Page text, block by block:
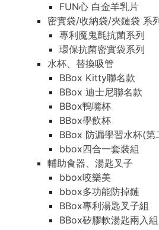
FUN心 白金羊乳片
密實袋/收納袋/夾鏈袋 系
專利魔鬼氈抗菌系列
環保抗菌密實袋系列
水杯、替換吸管
BBox Kitty聯名款
BBox 迪士尼聯名款
BBox鴨嘴杯
BBox學飲杯
BBox 防漏學習水杯(第
bbox四合一套裝組
輔助食器、湯匙叉子
bbox咬樂美
bbox多功能防掉鏈
BBox專利湯匙叉子組
BBox矽膠軟湯匙兩入組